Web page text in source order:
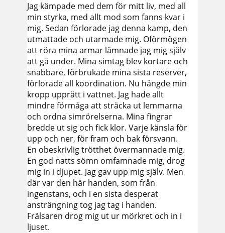
Jag kämpade med dem för mitt liv, med all
min styrka, med allt mod som fanns kvar i
mig. Sedan förlorade jag denna kamp, den
utmattade och utarmade mig. Oförmögen
att röra mina armar lämnade jag mig själv
att gå under. Mina simtag blev kortare och
snabbare, förbrukade mina sista reserver,
förlorade all koordination. Nu hängde min
kropp upprätt i vattnet. Jag hade allt
mindre förmåga att sträcka ut lemmarna
och ordna simrörelserna. Mina fingrar
bredde ut sig och fick klor. Varje känsla för
upp och ner, för fram och bak försvann.
En obeskrivlig trötthet övermannade mig.
En god natts sömn omfamnade mig, drog
mig in i djupet. Jag gav upp mig själv. Men
där var den här handen, som från
ingenstans, och i en sista desperat
ansträngning tog jag tag i handen.
Frälsaren drog mig ut ur mörkret och in i
ljuset.